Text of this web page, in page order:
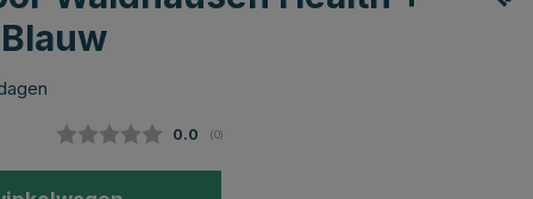
Gemiddelde beoordeling:
0.0 (aantal stemmen:
0)